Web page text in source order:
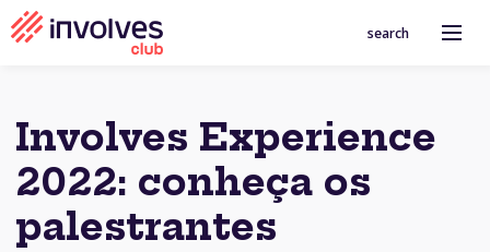
search
Involves Experience
2022: conheça os
palestrantes